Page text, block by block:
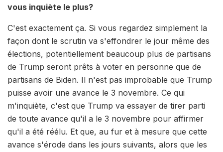
vous inquiète le plus?
C'est exactement ça. Si vous regardez simplement la
façon dont le scrutin va s'effondrer le jour même des
élections, potentiellement beaucoup plus de partisans
de Trump seront prêts à voter en personne que de
partisans de Biden. Il n'est pas improbable que Trump
puisse avoir une avance le 3 novembre. Ce qui
m'inquiète, c'est que Trump va essayer de tirer parti
de toute avance qu'il a le 3 novembre pour affirmer
qu'il a été réélu. Et que, au fur et à mesure que cette
avance s'érode dans les jours suivants, alors que les